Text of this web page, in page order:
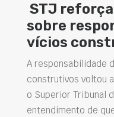
vícios
jurídico após
o